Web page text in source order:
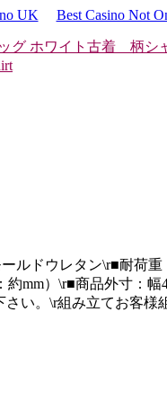
UK Best Casino Not
グ ホワイト 古着 柄シ
ルドウレタン\r■耐荷
mm）\r■商品外寸：幅
い。\r組み立てお客様